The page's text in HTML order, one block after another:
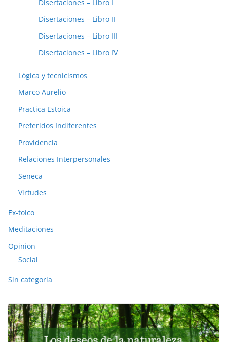
Disertaciones – Libro I
Disertaciones – Libro II
Disertaciones – Libro III
Disertaciones – Libro IV
Lógica y tecnicismos
Marco Aurelio
Practica Estoica
Preferidos Indiferentes
Providencia
Relaciones Interpersonales
Seneca
Virtudes
Ex-toico
Meditaciones
Opinion
Social
Sin categoría